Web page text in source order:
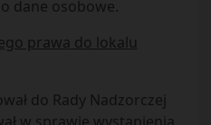
dane osobowe.
prawa do lokalu
do Rady Nadzorczej